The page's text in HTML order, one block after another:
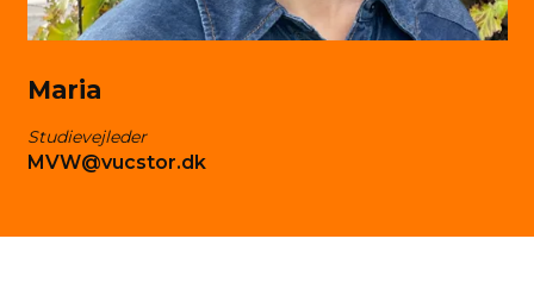
Maria
Studievejleder
MVW@vucstor.dk